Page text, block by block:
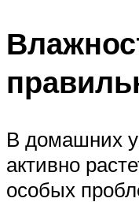
В домашних
активно
особых